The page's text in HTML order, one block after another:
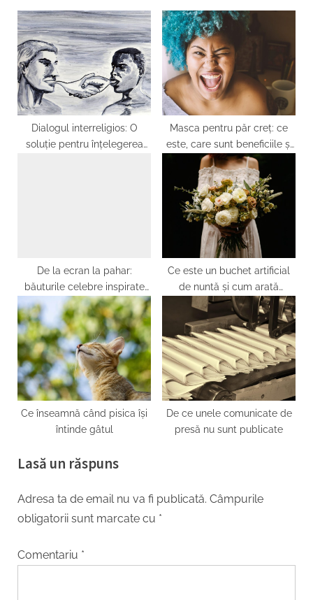
o
u
s
P
o
s
:
P
o
s
t
:
Dialogul interreligios: O
soluție pentru înțelegerea
Masca pentru păr creț: ce
este, care sunt beneficiile și
cum se folosește
De la ecran la pahar:
băuturile celebre inspirate
de filmele de succes
Ce este un buchet artificial
de nuntă și cum arată
natural
Ce înseamnă când pisica își
întinde gâtul
De ce unele comunicate de
presă nu sunt publicate
Lasă un răspuns
Adresa ta de email nu va fi publicată. Câmpurile
obligatorii sunt marcate cu *
Comentariu *